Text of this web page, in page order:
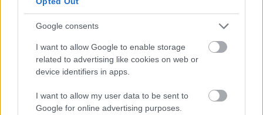
Google consents
I want to allow Google to enable storage
related to advertising like cookies on web or
device identifiers in apps.
I want to allow my user data to be sent to
Google for online advertising purposes.
Fotó: Rodin Eckenroth / Getty Images Hungary
Jön még kép!